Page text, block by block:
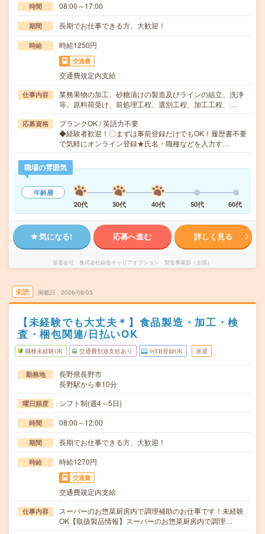
時間 08:00～17:00
期間 長期でお仕事できる方、大歓迎！
時給 時給1250円
交通費
交通費規定内支給
仕事内容
業務果物の加工、砂糖漬けの製造及びラインの組立、洗浄
等。原料荷受け、前処理工程、選別工程、加工工程、…
応募資格
ブランクOK / 英語力不要
◆経験者歓迎！〇まずは事前登録だけでもOK！履歴書不要
で気軽にオンライン登録★氏名・職種などを入力す…
職場の雰囲気
年齢層
20代
30代 40代 50代 60代
気になる! 応募へ進む 詳しく見る
派遣会社 株式会社綜合キャリアオプション 製造事業部（全国）
未読 掲載日 2026/08/05
【未経験でも大丈夫＊】食品製造・加工・検
査・梱包関連/日払いOK
職種未経験OK 交通費別途支給あり WEB登録OK 派遣
勤務地
長野県長野市
長野駅から車10分
曜日頻度 シフト制(週4～5日)
時間 08:00～12:00
期間 長期でお仕事できる方、大歓迎！
時給 時給1270円
交通費
交通費規定内支給
仕事内容
スーパーのお惣菜厨房内で調理補助のお仕事です！未経験
OK【取扱製品情報】スーパーのお惣菜厨房内で調理…